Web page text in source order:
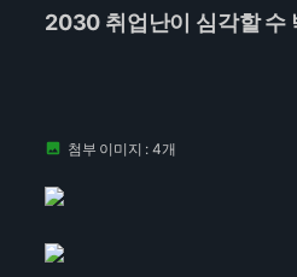
2030 취업난이 심각할 수
 첨부 이미지 : 4개